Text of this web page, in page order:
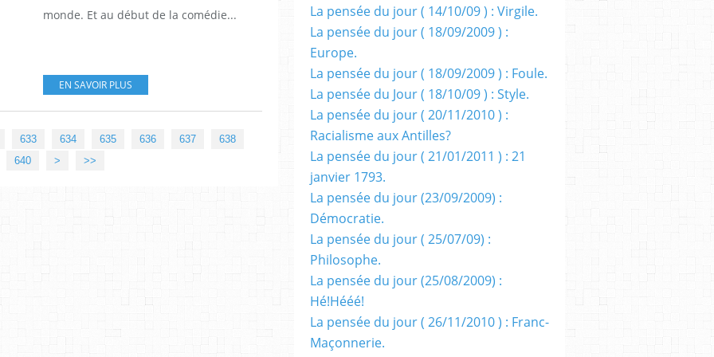
monde. Et au début de la comédie...
EN SAVOIR PLUS
633 634 635 636 637
638
640 650
660
670
680
690
700
800
900
> >>
La pensée du jour ( 14/10/09 ) : Virgile.
La pensée du jour ( 18/09/2009 ) :
Europe.
La pensée du jour ( 18/09/2009 ) : Foule.
La pensée du Jour ( 18/10/09 ) : Style.
La pensée du jour ( 20/11/2010 ) :
Racialisme aux Antilles?
La pensée du jour ( 21/01/2011 ) : 21
janvier 1793.
La pensée du jour (23/09/2009) :
Démocratie.
La pensée du jour ( 25/07/09) :
Philosophe.
La pensée du jour (25/08/2009) :
Hé!Hééé!
La pensée du jour ( 26/11/2010 ) : Franc-
Maçonnerie.